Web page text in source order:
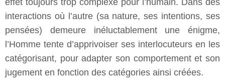
effet toujours trop complexe pour l’humain. Dans des
interactions où l’autre (sa nature, ses intentions, ses
pensées) demeure inéluctablement une énigme,
l’Homme tente d’apprivoiser ses interlocuteurs en les
catégorisant, pour adapter son comportement et son
jugement en fonction des catégories ainsi créées.